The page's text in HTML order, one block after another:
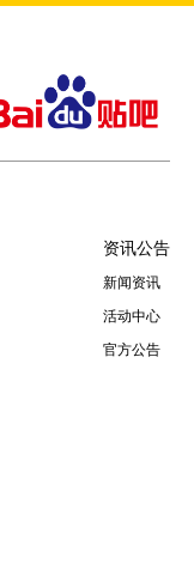
资讯公告
新闻资讯
活动中心
官方公告